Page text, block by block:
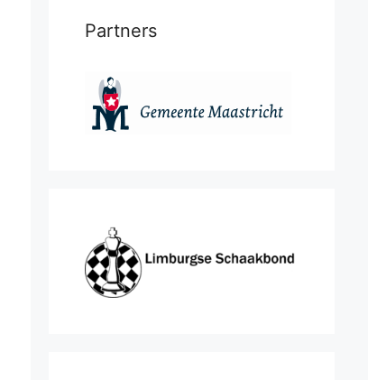
Partners